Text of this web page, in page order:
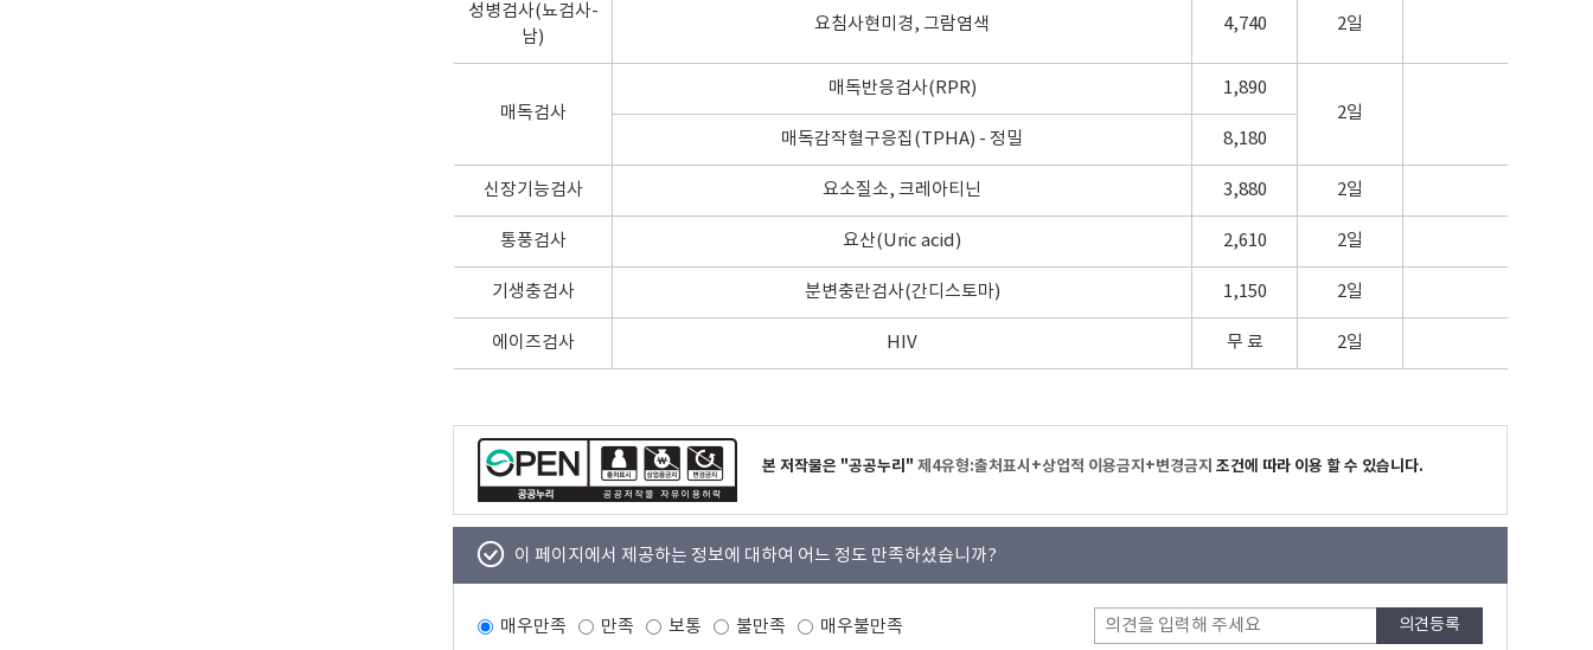
성병검사(뇨검사-
남)
요침사현미경, 그람염색 4,740 2일
매독검사
매독반응검사(RPR)
1,890
2일
매독감작혈구응집(TPHA) - 정밀
8,180
신장기능검사 요소질소, 크레아티닌 3,880 2일
통풍검사 요산(Uric acid) 2,610 2일
기생충검사 분변충란검사(간디스토마) 1,150 2일
에이즈검사 HIV 무 료 2일
본 저작물은 "공공누리" 제4유형:출처표시+상업적 이용금지+변경금지 조건에 따라 이용 할 수 있습니다.
이 페이지에서 제공하는 정보에 대하여 어느 정도 만족하셨습니까?
매우만족 만족 보통 불만족 매우불만족